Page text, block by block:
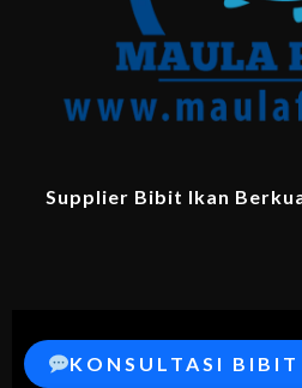
Supplier Bibit Ikan
© 2026 MaulaFarm.com –
KONSULTASI